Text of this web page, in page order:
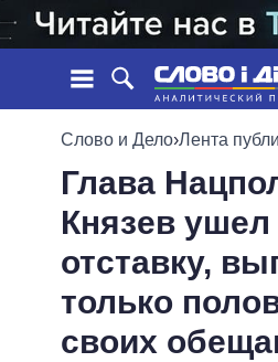
ЛЕНТА
СОБЫТИЯ
СТАТЬИ
ОБЗОРЫ
ДАЙДЖЕСТЫ
ВСЕ ПОЛИТИКИ
ПРЕЗИДЕНТ И ОФИС
ВЕРХОВНАЯ РАДА
Слово и Дело›Лента
Глава
Князев ушел
отставку,
только
своих